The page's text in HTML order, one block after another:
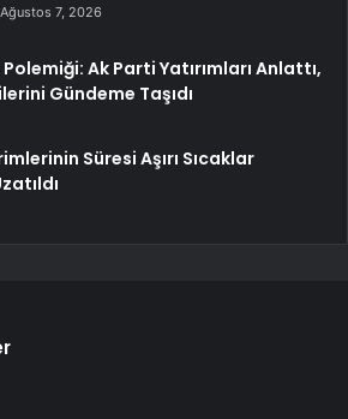
Ağustos 7, 2026
Ak Parti Yatırımları Anlattı,
Gündeme Taşıdı
Süresi Aşırı Sıcaklar